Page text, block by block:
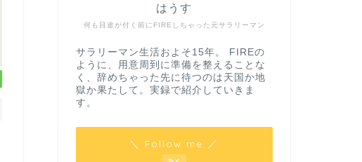
何も目途が付く前にFIREしちゃった元サラリーマン
はうす
サラリーマン生活およそ15年。 FIREの
ように、用意周到に準備を整えることな
く、辞めちゃった先に待つのは天国か地
獄か果たして。実録で紹介していきま
す。
＼ Follow me ／